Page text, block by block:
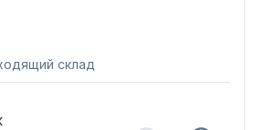
склад